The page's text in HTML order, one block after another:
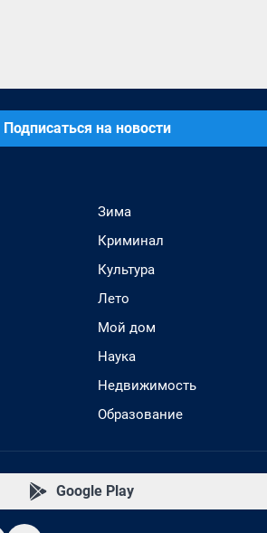
Подписаться на новости
Зима
Криминал
Культура
Лето
Мой дом
Наука
Недвижимость
Образование
Google Play